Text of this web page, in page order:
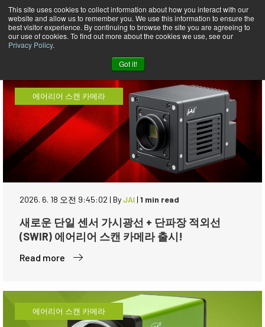
This site uses cookies to collect information about how you interact with our
website and allow us to remember you. We use this information to ensure the
best visitor experience. By continuing to browse the site you are agreeing to
our use of cookies. To find out more about the cookies we use, see our
Privacy Policy.
Got it!
News Korean
에어리어 스캔 카메라
2026. 6. 18 오전 9:45:02 | ByJAI | 1 min read
새로운 단일 센서 가시광선 + 단파장 적외선
(SWIR) 에어리어 스캔 카메라 출시!
Read more
에어리어 스캔 카메라